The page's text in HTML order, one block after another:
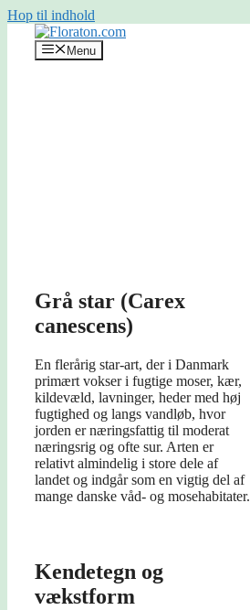
Hop til indhold
Menu
Grå star (Carex
canescens)
En flerårig star-art, der i Danmark
primært vokser i fugtige moser, kær,
kildevæld, lavninger, heder med høj
fugtighed og langs vandløb, hvor
jorden er næringsfattig til moderat
næringsrig og ofte sur. Arten er
relativt almindelig i store dele af
landet og indgår som en vigtig del af
mange danske våd- og mosehabitater.
Kendetegn og
vækstform